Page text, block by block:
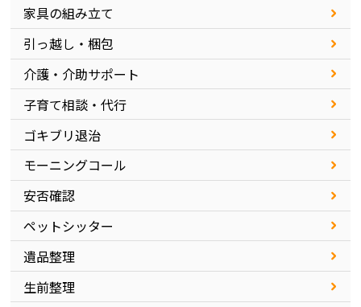
家具の組み立て
引っ越し・梱包
介護・介助サポート
子育て相談・代行
ゴキブリ退治
モーニングコール
安否確認
ペットシッター
遺品整理
生前整理